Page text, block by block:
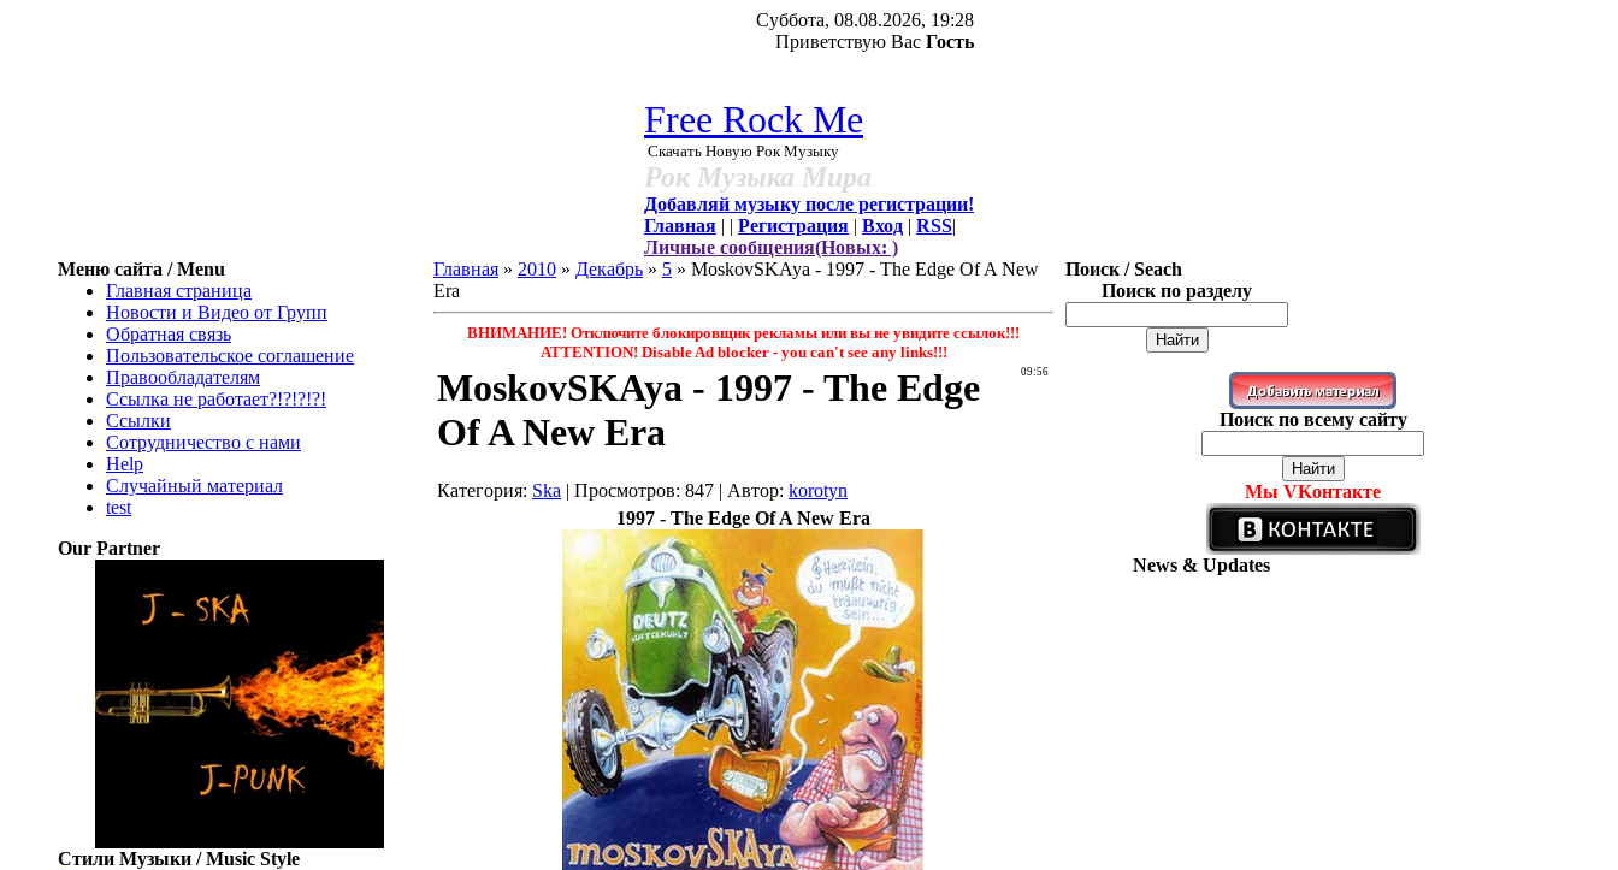
Суббота, 08.08.2026, 19:28
Приветствую Вас Гость
Free Rock Me
Скачать Новую Рок Музыку
Рок Музыка Мира
Добавляй музыку после регистрации!
Главная | | Регистрация | Вход | RSS|
Личные сообщения(Новых: )
Меню сайта / Menu
Главная страница
Новости и Видео от Групп
Обратная связь
Пользовательское соглашение
Правообладателям
Ссылка не работает?!?!?!?!
Ссылки
Сотрудничество с нами
Help
Cлучайный материал
test
Our Partner
Стили Музыки / Music Style
Главная » 2010 » Декабрь » 5 » MoskovSKAya - 1997 - The Edge Of A New
Era
ВНИМАНИЕ! Отключите блокировщик рекламы или вы не увидите ссылок!!!
ATTENTION! Disable Ad blocker - you саn't see any links!!!
09:56
MoskovSKAya - 1997 - The Edge
Of A New Era
Категория: Ska | Просмотров: 847 | Автор: korotyn
1997 - The Edge Of A New Era
Поиск / Seach
Поиск по разделу
Поиск по всему сайту
Мы VKонтакте
News & Updates